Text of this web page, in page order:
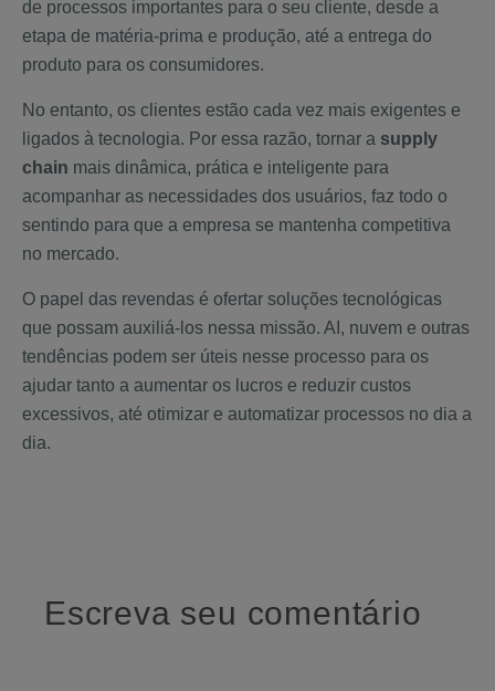
de processos importantes para o seu cliente, desde a
etapa de matéria-prima e produção, até a entrega do
produto para os consumidores.
No entanto, os clientes estão cada vez mais exigentes e
ligados à tecnologia. Por essa razão, tornar a supply
chain mais dinâmica, prática e inteligente para
acompanhar as necessidades dos usuários, faz todo o
sentindo para que a empresa se mantenha competitiva
no mercado.
O papel das revendas é ofertar soluções tecnológicas
que possam auxiliá-los nessa missão. AI, nuvem e outras
tendências podem ser úteis nesse processo para os
ajudar tanto a aumentar os lucros e reduzir custos
excessivos, até otimizar e automatizar processos no dia a
dia.
Escreva seu comentário